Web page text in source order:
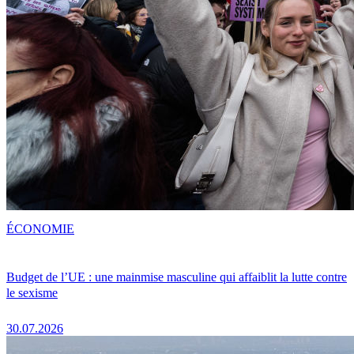
Budget de l’UE : une mainmise masculine qui affaiblit la lutte contre
le sexisme
30.07.2026
ÉCONOMIE